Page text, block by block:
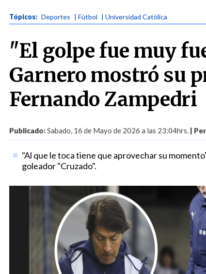
Tópicos: Deportes | Fútbol | Universidad Católica
"El golpe fue muy
Garnero mostró su
Fernando Zampedri
Publicado:Sabado, 16 de Mayo de 2026 a las 23:04hrs. |
"Al que le toca tiene que aprovechar su
goleador "Cruzado".